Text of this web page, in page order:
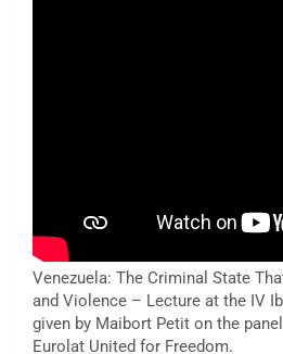
Venezuela: The Criminal State
and Violence – Lecture at the IV
given by Maibort Petit on the
Eurolat United for Freedom.